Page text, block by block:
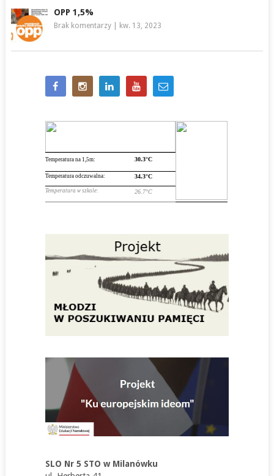
OPP 1,5%
Brak komentarzy| kw. 13, 2023
SLO Nr 5 STO w Milanówku